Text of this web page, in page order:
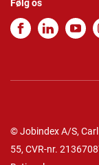
Følg os
© Jobindex A/S,
55, CVR-nr.